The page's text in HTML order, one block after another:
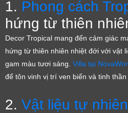
1. Phong cách
hứng từ thiên
Decor Tropical mang đến cảm giác
hứng từ thiên nhiên nhiệt đới với vật
gam màu tươi sáng. Villa tại
để tôn vinh vị trí ven biển và tinh
2. Vật liệu tự nhiên